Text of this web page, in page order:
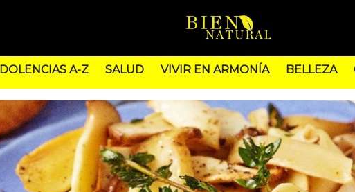
DOLENCIAS A-Z SALUD VIVIR EN ARMONÍA BELLEZA